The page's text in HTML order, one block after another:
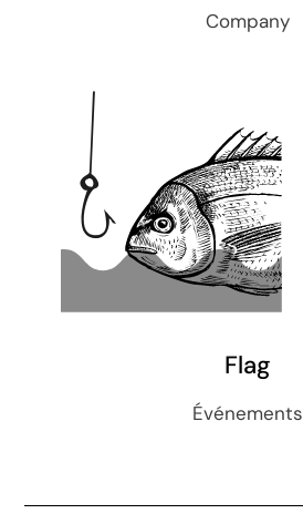
Company
Flag
Événements